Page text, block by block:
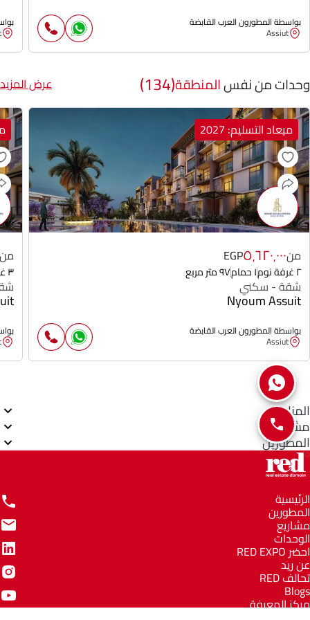
بواسطة المطورون العرب القابضة
Assiut
وحدات من نفسالمنطقة(134) عرض المزيد
ميعاد التسليم: 2027
من٥٬٦٢٠٬٠٠٠EGP
٢ غرفة نوم ١ حمام ٩٧ متر مربع
شقة - سكني
Nyoum Assuit
بواسطة المطورون العرب القابضة
Assiut
من
٣ غرفة نوم
المناطق
مشاريع
المطورين
الرئيسية
المطورين
مشاريع
الوحدات
احضر RED EXPO
عن ريد
تحالف RED
Blogs
مركز المعرفة